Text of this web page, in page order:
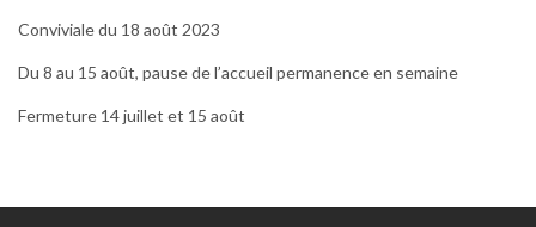
Conviviale du 18 août 2023
Du 8 au 15 août, pause de l’accueil permanence en semaine
Fermeture 14 juillet et 15 août